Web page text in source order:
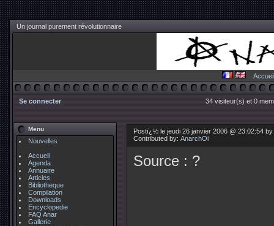
Un journal purement révolutionnaire
Accueil
Se connecter 34 visiteur(s) et 0
Menu
Nouvelles
Accueil
Agenda
Annuaire
Articles
Bibliotheque
Compilation
Downloads
Encyclopedie
FAQ Anar
Gallerie
Postï¿½ le jeudi 26 janvier 2006 @ 23:02:54 by
Contributed by: AnarchOi
Source : ?